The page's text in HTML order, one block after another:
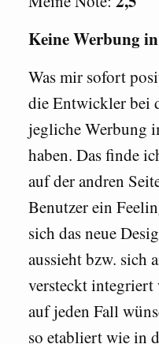
Keine Werbung
Was mir sofort
die Entwickler bei
jegliche Werbung
haben. Das finde
auf der andren
Benutzer ein
sich das neue
aussieht bzw. sich
versteckt
auf jeden Fall
so etabliert wie in